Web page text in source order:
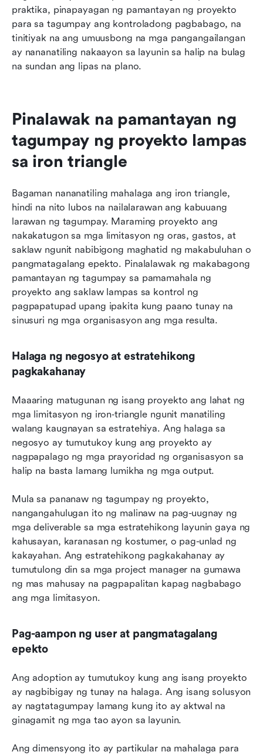
praktika, pinapayagan ng pamantayan ng proyekto
para sa tagumpay ang kontroladong pagbabago, na
tinitiyak na ang umuusbong na mga pangangailangan
ay nananatiling nakaayon sa layunin sa halip na bulag
na sundan ang lipas na plano.
Pinalawak na pamantayan ng
tagumpay ng proyekto lampas
sa iron triangle
Bagaman nananatiling mahalaga ang iron triangle,
hindi na nito lubos na nailalarawan ang kabuuang
larawan ng tagumpay. Maraming proyekto ang
nakakatugon sa mga limitasyon ng oras, gastos, at
saklaw ngunit nabibigong maghatid ng makabuluhan o
pangmatagalang epekto. Pinalalawak ng makabagong
pamantayan ng tagumpay sa pamamahala ng
proyekto ang saklaw lampas sa kontrol ng
pagpapatupad upang ipakita kung paano tunay na
sinusuri ng mga organisasyon ang mga resulta.
Halaga ng negosyo at estratehikong
pagkakahanay
Maaaring matugunan ng isang proyekto ang lahat ng
mga limitasyon ng iron‑triangle ngunit manatiling
walang kaugnayan sa estratehiya. Ang halaga sa
negosyo ay tumutukoy kung ang proyekto ay
nagpapalago ng mga prayoridad ng organisasyon sa
halip na basta lamang lumikha ng mga output.
Mula sa pananaw ng tagumpay ng proyekto,
nangangahulugan ito ng malinaw na pag-uugnay ng
mga deliverable sa mga estratehikong layunin gaya ng
kahusayan, karanasan ng kostumer, o pag-unlad ng
kakayahan. Ang estratehikong pagkakahanay ay
tumutulong din sa mga project manager na gumawa
ng mas mahusay na pagpapalitan kapag nagbabago
ang mga limitasyon.
Pag-aampon ng user at pangmatagalang
epekto
Ang adoption ay tumutukoy kung ang isang proyekto
ay nagbibigay ng tunay na halaga. Ang isang solusyon
ay nagtatagumpay lamang kung ito ay aktwal na
ginagamit ng mga tao ayon sa layunin.
Ang dimensyong ito ay partikular na mahalaga para